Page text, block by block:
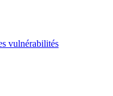
vulnérabilités